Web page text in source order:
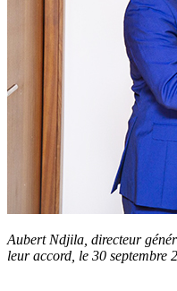
Aubert Ndjila, directeur
leur accord, le 30 septembre